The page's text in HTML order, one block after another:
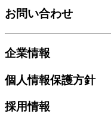
お問い合わせ
企業情報
個人情報保護方針
採用情報